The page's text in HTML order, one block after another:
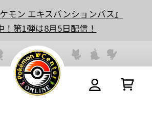
モン エキスパンションパス』
！第1弾は8月5日配信！